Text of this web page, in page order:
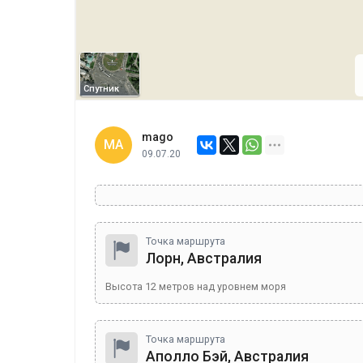
Спутник
MA
mago
09.07.20
Точка маршрута
Лорн, Австралия
Высота 12 метров над уровнем моря
Точка маршрута
Аполло Бэй, Австралия